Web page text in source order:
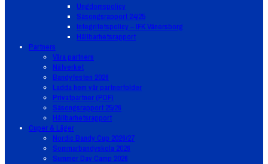
Ungdomspolicy
Säsongsrapport 24/25
Integritetspolicy – IFK Vänersborg
Hållbarhetsrapport
Partners
Våra partners
Nätverket
Bandyfesten 2026
Ladda hem vår partnerfolder
Privatpartner (PDF)
Säsongsrapport 25/26
Hållbarhetsrapport
Cuper & Läger
Nordic Bandy Cup 2026/27
Sommarbandyskola 2026
Summer Day Camp 2026